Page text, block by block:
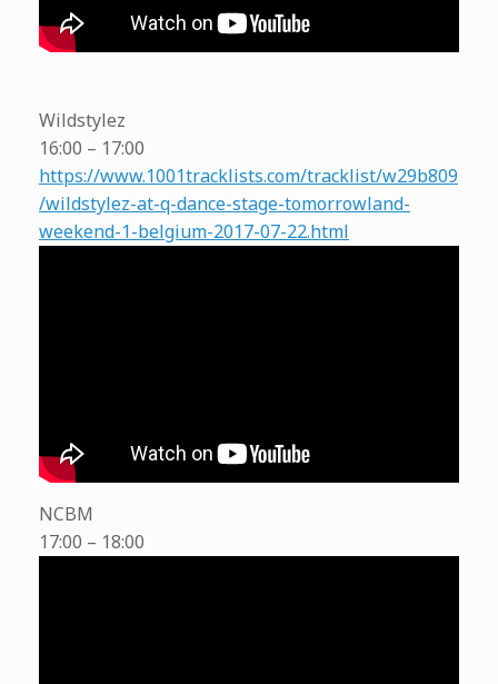
Wildstylez
16:00 – 17:00
https://www.1001tracklists.com/tracklist/w29b809
/wildstylez-at-q-dance-stage-tomorrowland-
weekend-1-belgium-2017-07-22.html
NCBM
17:00 – 18:00